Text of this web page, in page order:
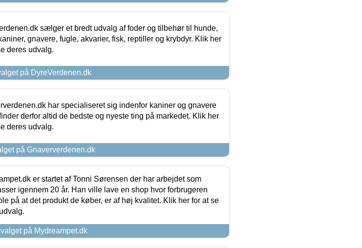
sælger et bredt udvalg af foder og tilbehør til hunde,
gnavere, fugle, akvarier, fisk, reptiller og krybdyr. Klik her
deres udvalg.
på DyreVerdenen.dk
har specialiseret sig indenfor kaniner og gnavere
derfor altid de bedste og nyeste ting på markedet. Klik her
deres udvalg.
på Gnaververdenen.dk
er startet af Tonni Sørensen der har arbejdet som
igennem 20 år. Han ville lave en shop hvor forbrugeren
på at det produkt de køber, er af høj kvalitet. Klik her for at se
på Mydreampet.dk